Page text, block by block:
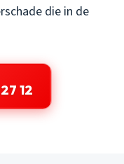
die in de
12